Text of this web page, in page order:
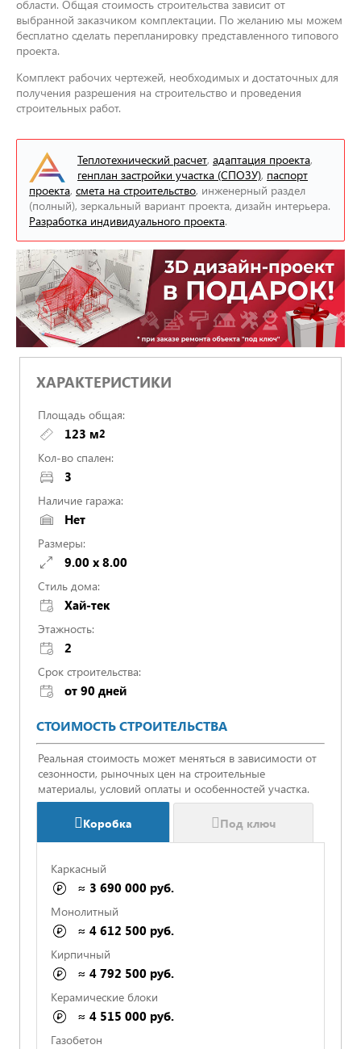
области. Общая стоимость строительства зависит от
выбранной заказчиком комплектации. По желанию мы можем
бесплатно сделать перепланировку представленного типового
проекта.
Комплект рабочих чертежей, необходимых и достаточных для
получения разрешения на строительство и проведения
строительных работ.
Теплотехнический расчет, адаптация проекта,
генплан застройки участка (СПОЗУ), паспорт
проекта, смета на строительство, инженерный раздел
(полный), зеркальный вариант проекта, дизайн интерьера.
Разработка индивидуального проекта.
ХАРАКТЕРИСТИКИ
Площадь общая:
123 м2
Кол-во спален:
3
Наличие гаража:
Нет
Размеры:
9.00 x 8.00
Стиль дома:
Хай-тек
Этажность:
2
Срок строительства:
от 90 дней
СТОИМОСТЬ СТРОИТЕЛЬСТВА
Реальная стоимость может меняться в зависимости от
сезонности, рыночных цен на строительные
материалы, условий оплаты и особенностей участка.
Коробка Под ключ
Каркасный
≈ 3 690 000 руб.
Монолитный
≈ 4 612 500 руб.
Кирпичный
≈ 4 792 500 руб.
Керамические блоки
≈ 4 515 000 руб.
Газобетон